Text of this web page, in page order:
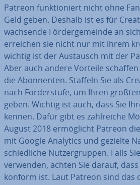
Patreon funk­tio­niert nicht ohne
Geld geben. Deshalb ist es für
wachsende För­der­ge­mein­de an
erreichen sie nicht nur mit ihrem
wichtig ist der Austausch mit der
Aber auch andere Vorteile
die Abon­nen­ten. Staffeln Sie als
nach För­der­stu­fe, um Ihren
geben. Wichtig ist auch, dass Sie
kennen. Dafür gibt es zahl­rei­che
August 2018 er­mög­licht Patreon
mit Google Analytics und gezielte
schied­li­che Nut­zer­grup­pen. Falls
verwenden, achten Sie darauf, dass
konform ist. Laut Patreon sind